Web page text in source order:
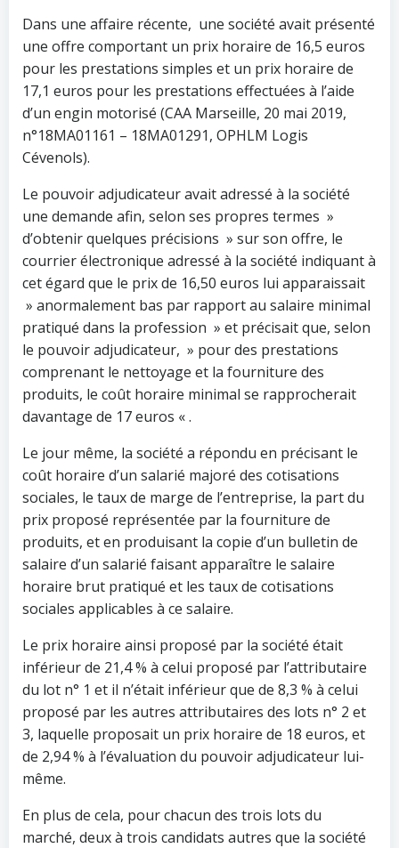
Dans une affaire récente, une société avait présenté
une offre comportant un prix horaire de 16,5 euros
pour les prestations simples et un prix horaire de
17,1 euros pour les prestations effectuées à l’aide
d’un engin motorisé (CAA Marseille, 20 mai 2019,
n°18MA01161 – 18MA01291, OPHLM Logis
Cévenols).
Le pouvoir adjudicateur avait adressé à la société
une demande afin, selon ses propres termes »
d’obtenir quelques précisions » sur son offre, le
courrier électronique adressé à la société indiquant à
cet égard que le prix de 16,50 euros lui apparaissait
» anormalement bas par rapport au salaire minimal
pratiqué dans la profession » et précisait que, selon
le pouvoir adjudicateur, » pour des prestations
comprenant le nettoyage et la fourniture des
produits, le coût horaire minimal se rapprocherait
davantage de 17 euros « .
Le jour même, la société a répondu en précisant le
coût horaire d’un salarié majoré des cotisations
sociales, le taux de marge de l’entreprise, la part du
prix proposé représentée par la fourniture de
produits, et en produisant la copie d’un bulletin de
salaire d’un salarié faisant apparaître le salaire
horaire brut pratiqué et les taux de cotisations
sociales applicables à ce salaire.
Le prix horaire ainsi proposé par la société était
inférieur de 21,4 % à celui proposé par l’attributaire
du lot n° 1 et il n’était inférieur que de 8,3 % à celui
proposé par les autres attributaires des lots n° 2 et
3, laquelle proposait un prix horaire de 18 euros, et
de 2,94 % à l’évaluation du pouvoir adjudicateur lui-
même.
En plus de cela, pour chacun des trois lots du
marché, deux à trois candidats autres que la société